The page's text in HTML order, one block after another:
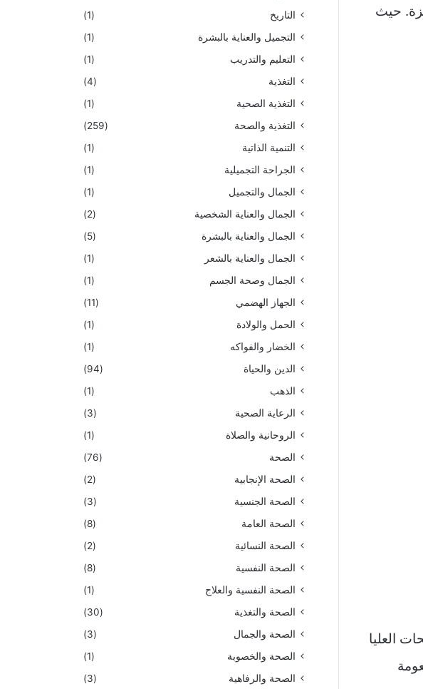
حيث
العليا
التاريخ
(1)
التجميل والعناية بالبشرة
(1)
التعليم والتدريب
(1)
التغذية
(4)
التغذية الصحية
(1)
التغذية والصحة
(259)
التنمية الذاتية
(1)
الجراحة التجميلية
(1)
الجمال والتجميل
(1)
الجمال والعناية الشخصية
(2)
الجمال والعناية بالبشرة
(5)
الجمال والعناية بالشعر
(1)
الجمال وصحة الجسم
(1)
الجهاز الهضمي
(11)
الحمل والولادة
(1)
الخضار والفواكه
(1)
الدين والحياة
(94)
الذهب
(1)
الرعاية الصحية
(3)
الروحانية والصلاة
(1)
الصحة
(76)
الصحة الإنجابية
(2)
الصحة الجنسية
(3)
الصحة العامة
(8)
الصحة النسائية
(2)
الصحة النفسية
(8)
الصحة النفسية والعلاج
(1)
الصحة والتغذية
(30)
الصحة والجمال
(3)
الصحة والخصوبة
(1)
الصحة والرفاهية
(3)